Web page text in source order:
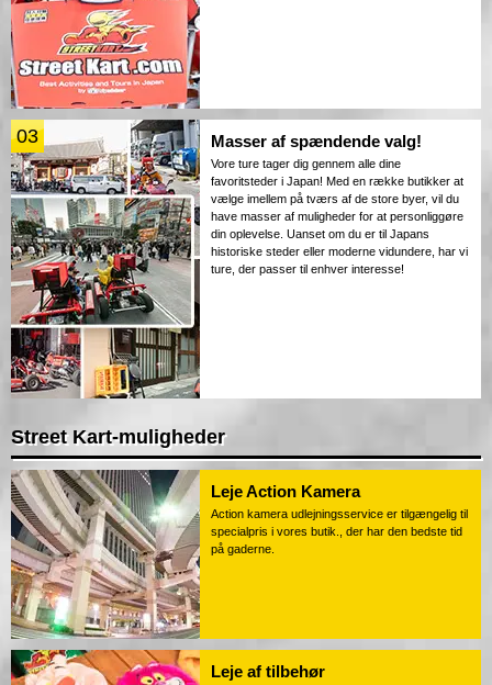
03 Masser af spændende valg!
Vore ture tager dig gennem alle dine
favoritsteder i Japan! Med en række butikker at
vælge imellem på tværs af de store byer, vil du
have masser af muligheder for at personliggøre
din oplevelse. Uanset om du er til Japans
historiske steder eller moderne vidundere, har vi
ture, der passer til enhver interesse!
Street Kart-muligheder
Leje Action Kamera
Action kamera udlejningsservice er tilgængelig til
specialpris i vores butik., der har den bedste tid
på gaderne.
Leje af tilbehør